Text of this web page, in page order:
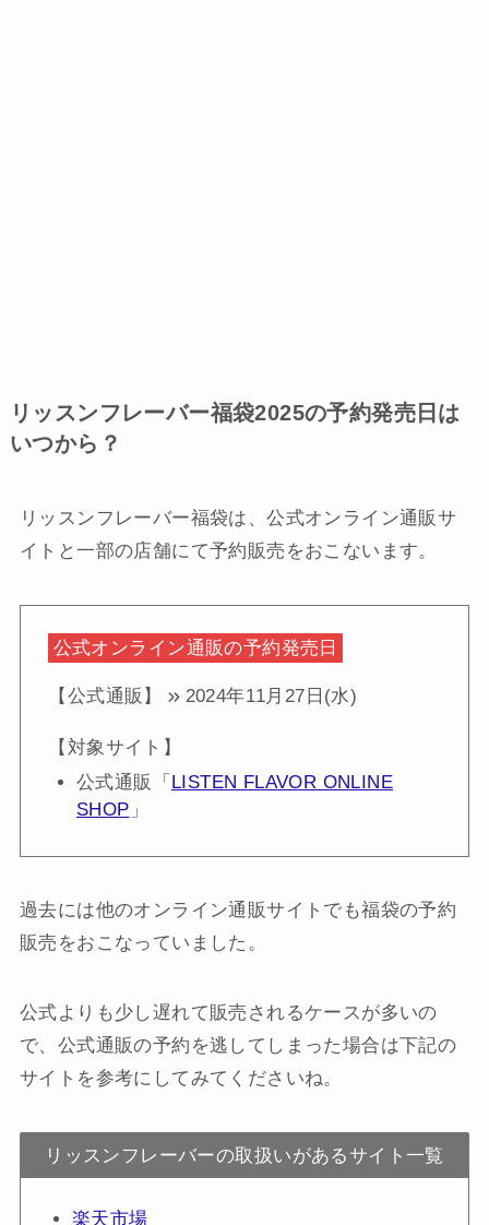
リッスンフレーバー福袋2025の予約発売日は
いつから？
リッスンフレーバー福袋は、公式オンライン通販サ
イトと一部の店舗にて予約販売をおこないます。
公式オンライン通販の予約発売日
【公式通販】 2024年11月27日(水)
【対象サイト】
公式通販「 LISTEN FLAVOR ONLINE
SHOP 」
過去には他のオンライン通販サイトでも福袋の予約
販売をおこなっていました。
公式よりも少し遅れて販売されるケースが多いの
で、公式通販の予約を逃してしまった場合は下記の
サイトを参考にしてみてくださいね。
リッスンフレーバーの取扱いがあるサイト一覧
楽天市場